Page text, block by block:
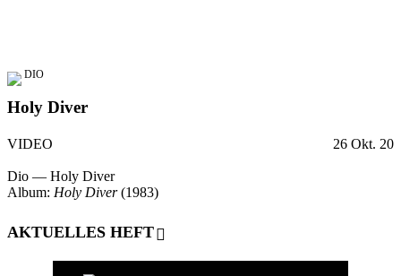
DIO
Holy Diver
VIDEO 26 Okt. 20
Dio — Holy Diver
Album: Holy Diver(1983)
AKTUELLES HEFT